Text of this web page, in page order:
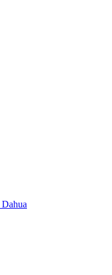
פתיחת קריאת שירות מצלמות Dahua